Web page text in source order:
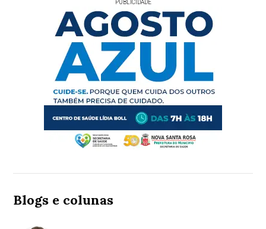
PUBLICIDADE
Blogs e colunas